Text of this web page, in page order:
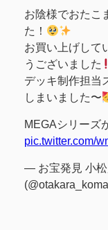
お陰様でおたこ
た！
お買い上げして
うございました
デッキ制作担当
しまいました〜
MEGAシリーズ
pic.twitter.com/
— お宝発見 小松